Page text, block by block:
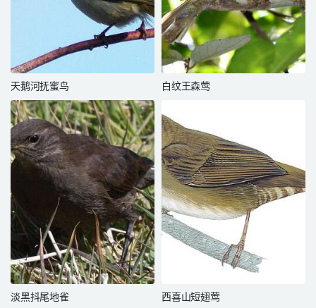
天鹅河抚蜜鸟 白纹王森莺
淡黑抖尾地雀 西喜山短翅莺